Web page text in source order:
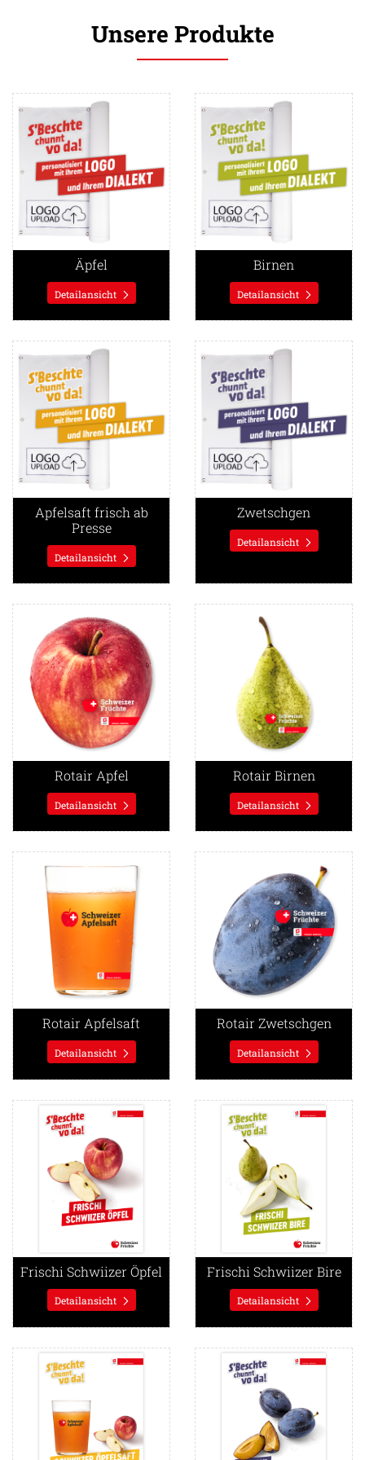
Unsere Produkte
Äpfel
Detailansicht
Detailansicht Äpfel
Birnen
Detailansicht
Detailansicht Birnen
Apfelsaft frisch ab
Presse
Detailansicht
Detailansicht Apfelsaft frisch ab Presse
Zwetschgen
Detailansicht
Detailansicht Zwetschgen
Rotair Apfel
Detailansicht
Detailansicht Rotair Apfel
Rotair Birnen
Detailansicht
Detailansicht Rotair Birnen
Rotair Apfelsaft
Detailansicht
Detailansicht Rotair Apfelsaft
Rotair Zwetschgen
Detailansicht
Detailansicht Rotair
Frischi Schwiizer Öpfel
Detailansicht
Detailansicht Frischi Schwiizer Öpfel
Frischi Schwiizer Bire
Detailansicht
Detailansicht Frischi
Detailansicht Apfelsaft frisch ab PressDetailansicht Frischi